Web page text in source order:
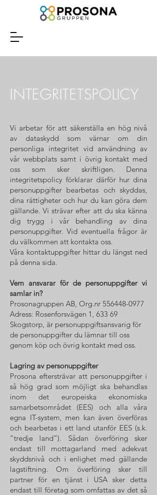
INTEGRITETSPOLICY
Vi arbetar för att säkerställa en hög nivå
av dataskydd som värnar om din
personliga integritet vid användning av
vår webbplats samt i övrig kontakt med
oss som sker skriftligen. Denna
integritetspolicy förklarar därför hur dina
personuppgifter bearbetas och skyddas,
dina rättigheter och hur du kan göra dem
gällande. Vi strävar efter att du ska känna
dig trygg i vår behandling av dina
personuppgifter. Vid eventuella frågor är
du välkommen att kontakta oss.
Våra kontaktuppgifter hittar du längst ned
på denna sida.
Vem ansvarar för de personuppgifter vi
samlar in?
Prosonagruppen AB, Org.nr 556448-0977
Adress: Rosenforsvägen 1, 633 69
Skogstorp, är personuppgiftsansvarig för
de personuppgifter du lämnar till oss
genom köp och övrig kontakt med oss.
Lagring av personuppgifter
Prosona eftersträvar att personuppgifter i
så hög grad som möjligt ska behandlas
inom det europeiska ekonomiska
samarbetsområdet (EES) och alla våra
egna IT-system, men kan även överföras
och bearbetas i ett land utanför EES (s.k.
”tredje land”). Sådan överföring sker
endast till mottagarland med adekvat
skyddsnivå och i enlighet med gällande
lagstiftning. Om överföring sker till
partner för en tjänst i USA sker detta
endast till företag som omfattas av det så